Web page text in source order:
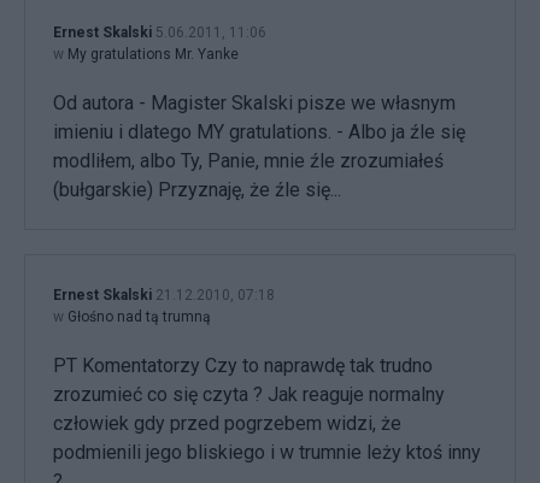
Ernest Skalski 5.06.2011, 11:06
w My gratulations Mr. Yanke
Od autora - Magister Skalski pisze we własnym
imieniu i dlatego MY gratulations. - Albo ja źle się
modliłem, albo Ty, Panie, mnie źle zrozumiałeś
(bułgarskie) Przyznaję, że źle się...
Ernest Skalski 21.12.2010, 07:18
w Głośno nad tą trumną
PT Komentatorzy Czy to naprawdę tak trudno
zrozumieć co się czyta ? Jak reaguje normalny
człowiek gdy przed pogrzebem widzi, że
podmienili jego bliskiego i w trumnie leży ktoś inny